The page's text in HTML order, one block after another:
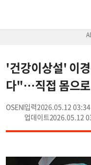
'건강이상설' 이
다"…직접 몸으
OSEN
2026.05.12 03:34
2026.05.12